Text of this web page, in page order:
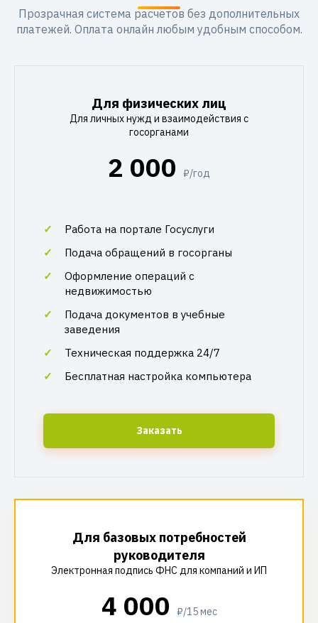
Прозрачная система расчетов без дополнительных
платежей. Оплата онлайн любым удобным способом.
Для физических лиц
Для личных нужд и взаимодействия с
госорганами
2 000 ₽/год
Работа на портале Госуслуги
Подача обращений в госорганы
Оформление операций с
недвижимостью
Подача документов в учебные
заведения
Техническая поддержка 24/7
Бесплатная настройка компьютера
Заказать
Для базовых потребностей
руководителя
Электронная подпись ФНС для компаний и ИП
4 000 ₽/15 мес